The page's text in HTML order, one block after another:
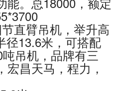
直臂吊机，举升高
径13.6米，可搭配
吊机，品牌有三
昌天马，程力，